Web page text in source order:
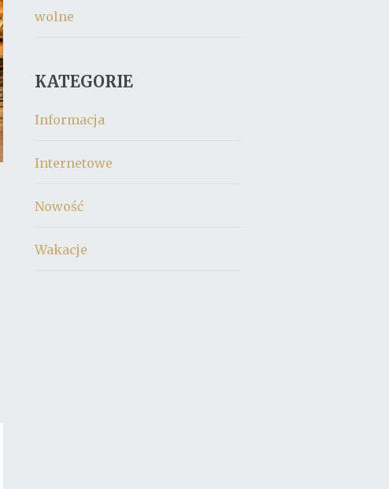
wolne
KATEGORIE
Informacja
Internetowe
Nowość
Wakacje